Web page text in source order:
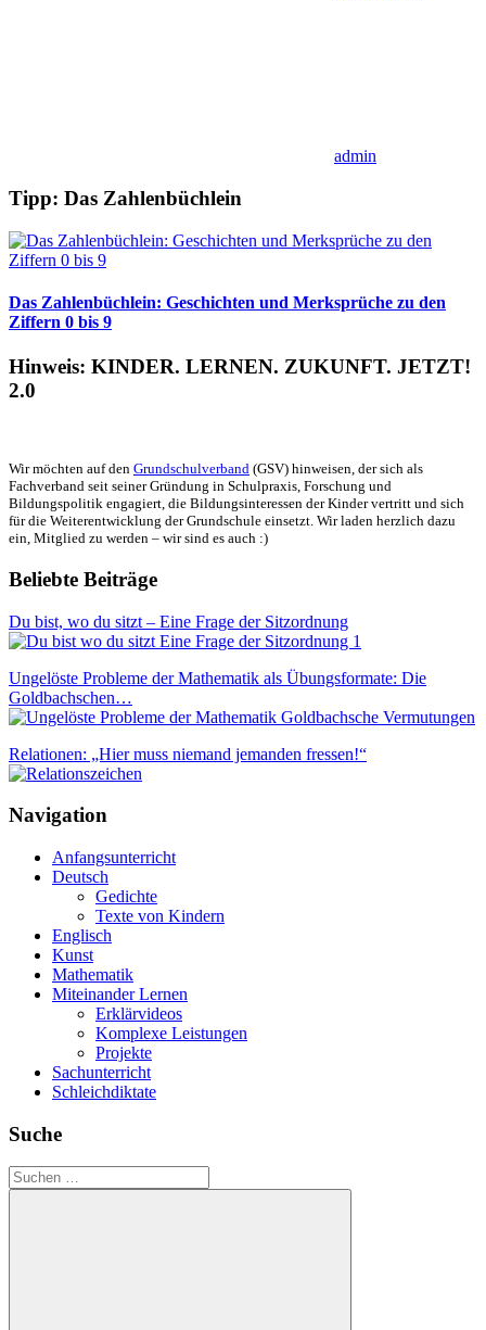
admin
Tipp: Das Zahlenbüchlein
Das Zahlenbüchlein: Geschichten und Merksprüche zu den
Ziffern 0 bis 9
Hinweis: KINDER. LERNEN. ZUKUNFT. JETZT!
2.0
Wir möchten auf den Grundschulverband (GSV) hinweisen, der sich als
Fachverband seit seiner Gründung in Schulpraxis, Forschung und
Bildungspolitik engagiert, die Bildungsinteressen der Kinder vertritt und sich
für die Weiterentwicklung der Grundschule einsetzt. Wir laden herzlich dazu
ein, Mitglied zu werden – wir sind es auch :)
Beliebte Beiträge
Du bist, wo du sitzt – Eine Frage der Sitzordnung
Ungelöste Probleme der Mathematik als Übungsformate: Die
Goldbachschen…
Relationen: „Hier muss niemand jemanden fressen!“
Navigation
Anfangsunterricht
Deutsch
Gedichte
Texte von Kindern
Englisch
Kunst
Mathematik
Miteinander Lernen
Erklärvideos
Komplexe Leistungen
Projekte
Sachunterricht
Schleichdiktate
Suche
Suchen
nach: